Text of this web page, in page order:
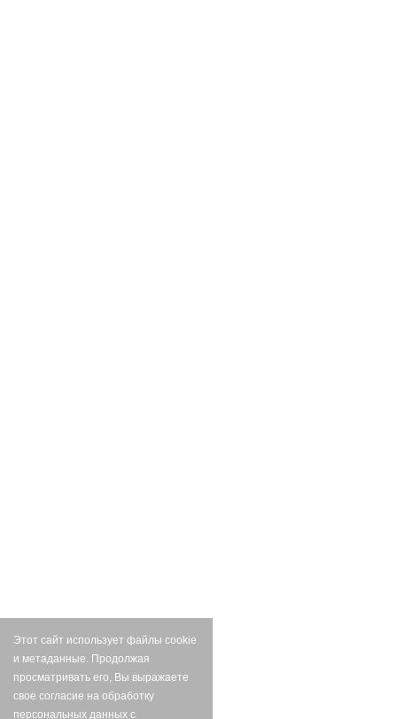
Этот сайт использует файлы cookie
и метаданные. Продолжая
просматривать его, Вы выражаете
свое согласие на обработку
персональных данных с